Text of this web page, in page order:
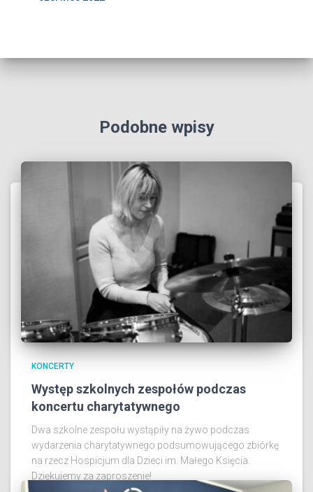
Podobne wpisy
KONCERTY
Występ szkolnych zespołów podczas
koncertu charytatywnego
Dwa szkolne zespołu wystąpiły na żywo podczas
wydarzenia charytatywnego podsumowującego zbiórkę
na rzecz Hospicjum dla Dzieci im. Małego Księcia.
Dziękujemy za zaproszenie!